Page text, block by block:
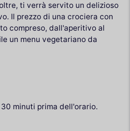
ti verrà servito un delizioso
Il prezzo di una crociera con
compreso, dall'aperitivo al
un menu vegetariano da
minuti prima dell'orario.